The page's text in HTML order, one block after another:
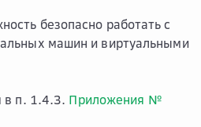
безопасно работать с
машин и виртуальными
в п. 1.4.3. Приложения №